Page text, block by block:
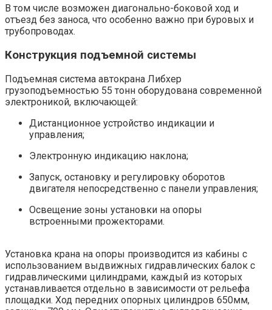
В том числе возможен диагонально-боковой ход и
отъезд без заноса, что особенно важно при буровых и
трубопроводах.
Конструкция подъемной системы
Подъемная система автокрана Либхер
грузоподъемностью 55 тонн оборудована современной
электроникой, включающей:
Дистанционное устройство индикации и
управления;
Электронную индикацию наклона;
Запуск, остановку и регулировку оборотов
двигателя непосредственно с панели управления;
Освещение зоны установки на опоры
встроенными прожекторами.
Установка крана на опоры производится из кабины с
использованием выдвижных гидравлических балок с
гидравлическими цилиндрами, каждый из которых
устанавливается отдельно в зависимости от рельефа
площадки. Ход передних опорных цилиндров 650мм,